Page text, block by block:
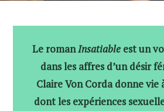
Le romanInsatiable est un
dans les affres d’un désir
Claire Von Corda donne vie
dont les expériences